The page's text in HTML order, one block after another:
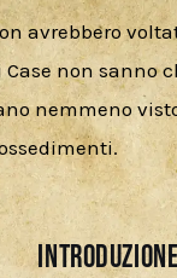
avrebbero
non sanno
nemmeno